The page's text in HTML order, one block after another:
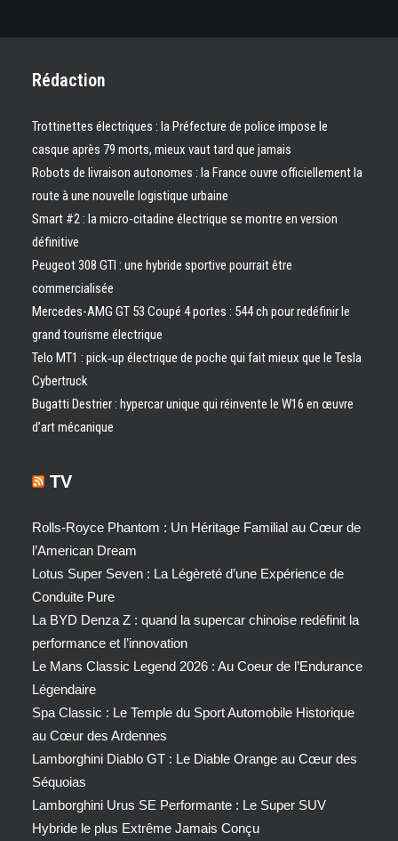
Rédaction
Trottinettes électriques : la Préfecture de police impose le
casque après 79 morts, mieux vaut tard que jamais
Robots de livraison autonomes : la France ouvre officiellement la
route à une nouvelle logistique urbaine
Smart #2 : la micro-citadine électrique se montre en version
définitive
Peugeot 308 GTI : une hybride sportive pourrait être
commercialisée
Mercedes-AMG GT 53 Coupé 4 portes : 544 ch pour redéfinir le
grand tourisme électrique
Telo MT1 : pick‑up électrique de poche qui fait mieux que le Tesla
Cybertruck
Bugatti Destrier : hypercar unique qui réinvente le W16 en œuvre
d’art mécanique
TV
Rolls-Royce Phantom : Un Héritage Familial au Cœur de
l’American Dream
Lotus Super Seven : La Légèreté d’une Expérience de
Conduite Pure
La BYD Denza Z : quand la supercar chinoise redéfinit la
performance et l’innovation
Le Mans Classic Legend 2026 : Au Coeur de l’Endurance
Légendaire
Spa Classic : Le Temple du Sport Automobile Historique
au Cœur des Ardennes
Lamborghini Diablo GT : Le Diable Orange au Cœur des
Séquoias
Lamborghini Urus SE Performante : Le Super SUV
Hybride le plus Extrême Jamais Conçu